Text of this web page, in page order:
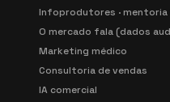
Infoprodutores ·
O mercado fala (dados
Marketing médico
Consultoria de vendas
IA comercial